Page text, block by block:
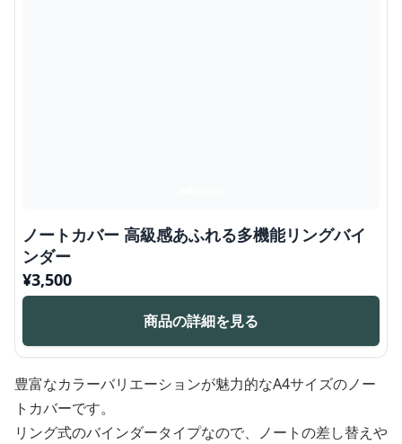
ノートカバー 高級感あふれる多機能リングバイ
ンダー
¥3,500
商品の詳細を見る
豊富なカラーバリエーションが魅力的なA4サイズのノー
トカバーです。
リング式のバインダータイプなので、ノートの差し替えや